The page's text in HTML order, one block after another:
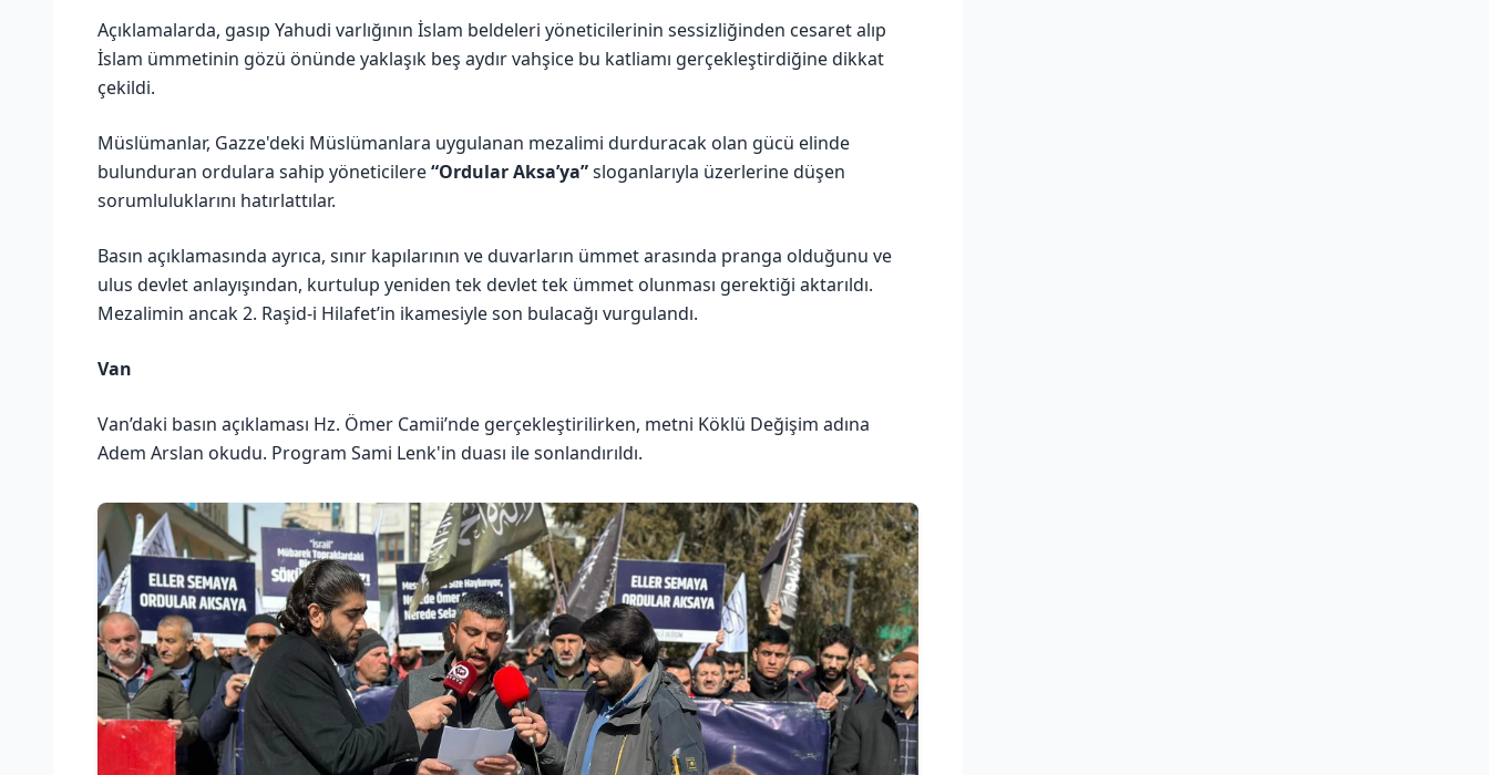
Açıklamalarda, gasıp Yahudi varlığının İslam beldeleri yöneticilerinin sessizliğinden cesaret alıp
İslam ümmetinin gözü önünde yaklaşık beş aydır vahşice bu katliamı gerçekleştirdiğine dikkat
çekildi.
Müslümanlar, Gazze'deki Müslümanlara uygulanan mezalimi durduracak olan gücü elinde
bulunduran ordulara sahip yöneticilere“Ordular Aksa’ya”sloganlarıyla üzerlerine düşen
sorumluluklarını hatırlattılar.
Basın açıklamasında ayrıca, sınır kapılarının ve duvarların ümmet arasında pranga olduğunu ve
ulus devlet anlayışından, kurtulup yeniden tek devlet tek ümmet olunması gerektiği aktarıldı.
Mezalimin ancak 2. Raşid-i Hilafet’in ikamesiyle son bulacağı vurgulandı.
Van
Van’daki basın açıklaması Hz. Ömer Camii’nde gerçekleştirilirken, metni Köklü Değişim adına
Adem Arslan okudu. Program Sami Lenk'in duası ile sonlandırıldı.